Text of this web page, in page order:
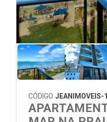
CÓDIGO JEANIMOVEIS-